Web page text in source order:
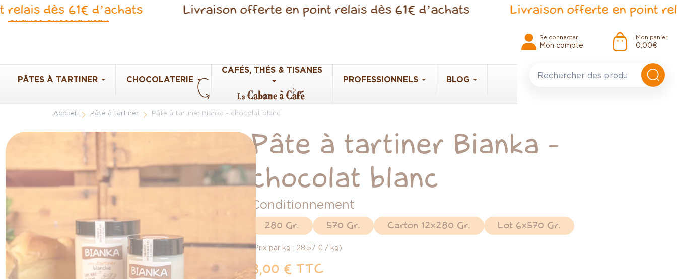
61€ d’achats Livraison offerte en point relais dès 61€ d’achats Livraison offerte en point relais
Se connecter
Mon compte
Mon panier
0,00 €
PÂTES À TARTINER CHOCOLATERIE
CAFÉS, THÉS & TISANES
PROFESSIONNELS
BLOG
Accueil Pâte à tartiner Pâte à tartiner Bianka - chocolat blanc
Pâte à tartiner Bianka -
chocolat blanc
Conditionnement
280 Gr. 570 Gr. Carton 12x280 Gr. Lot 6x570 Gr.
(Prix par kg : 28,57 € / kg)
8,00 € TTC
Panneau de gestion des cookies